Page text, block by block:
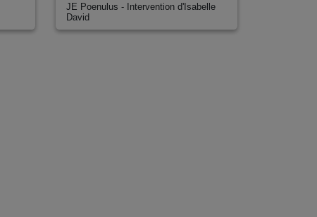
JE Poenulus - Intervention d'Isabelle
David